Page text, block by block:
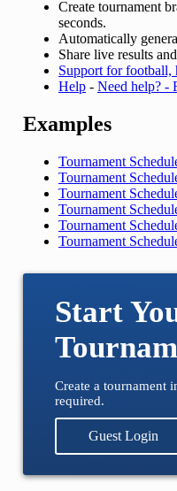
Create tournament
seconds.
Automatically
Share live results
Support for football,
Help - Need help? -
Examples
Tournament
Tournament
Tournament
Tournament
Tournament
Tournament
Start
Create a tournament
required.
Guest Login